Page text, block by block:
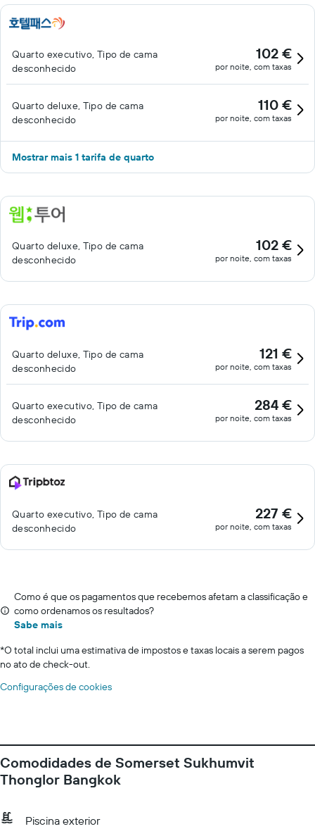
Quarto executivo, Tipo de cama
desconhecido
102 €
por noite, com taxas
Quarto deluxe, Tipo de cama
desconhecido
110 €
por noite, com taxas
Mostrar mais 1 tarifa de quarto
Quarto deluxe, Tipo de cama
desconhecido
102 €
por noite, com taxas
Quarto deluxe, Tipo de cama
desconhecido
121 €
por noite, com taxas
Quarto executivo, Tipo de cama
desconhecido
284 €
por noite, com taxas
Quarto executivo, Tipo de cama
desconhecido
227 €
por noite, com taxas
Como é que os pagamentos que recebemos afetam a classificação e
como ordenamos os resultados?
Sabe mais
*O total inclui uma estimativa de impostos e taxas locais a serem pagos
no ato de check-out.
Configurações de cookies
Comodidades de Somerset Sukhumvit
Thonglor Bangkok
Piscina exterior